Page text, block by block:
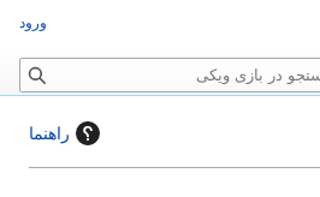
راهنما
ورود